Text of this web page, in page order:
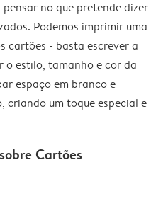
no que pretende dizer
Podemos imprimir uma
cartões - basta escrever a
o estilo, tamanho e cor da
espaço em branco e
criando um toque especial e
Cartões